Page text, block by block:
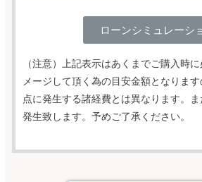
ローンシミュレーシ
（注意）上記表示はあくまでご購入時
メージして頂く為の目安金額となりま
点に発生する諸経費とは異なります。
発生致します。予めご了承ください。